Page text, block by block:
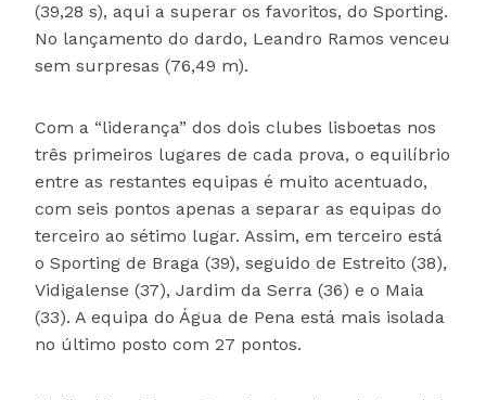
(39,28 s), aqui a superar os favoritos, do Sporting.
No lançamento do dardo, Leandro Ramos venceu
sem surpresas (76,49 m).
Com a “liderança” dos dois clubes lisboetas nos
três primeiros lugares de cada prova, o equilíbrio
entre as restantes equipas é muito acentuado,
com seis pontos apenas a separar as equipas do
terceiro ao sétimo lugar. Assim, em terceiro está
o Sporting de Braga (39), seguido de Estreito (38),
Vidigalense (37), Jardim da Serra (36) e o Maia
(33). A equipa do Água de Pena está mais isolada
no último posto com 27 pontos.